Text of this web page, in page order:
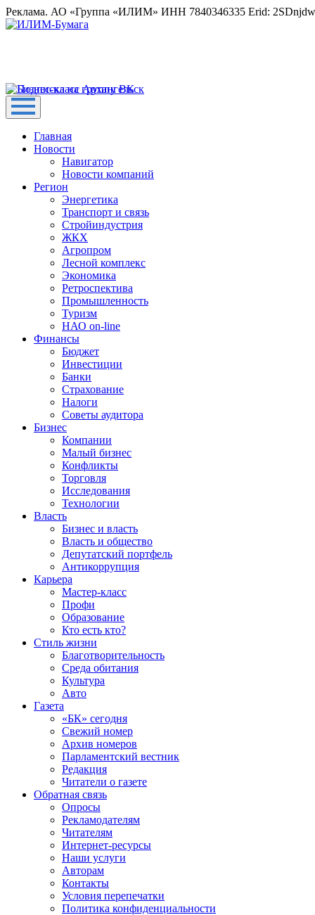
Реклама. АО «Группа «ИЛИМ» ИНН 7840346335 Erid:
Главная
Новости
Навигатор
Новости компаний
Регион
Энергетика
Транспорт и связь
Стройиндустрия
ЖКХ
Агропром
Лесной комплекс
Экономика
Ретроспектива
Промышленность
Туризм
НАО on-line
Финансы
Бюджет
Инвестиции
Банки
Страхование
Налоги
Советы аудитора
Бизнес
Компании
Малый бизнес
Конфликты
Торговля
Исследования
Технологии
Власть
Бизнес и власть
Власть и общество
Депутатский портфель
Антикоррупция
Карьера
Мастер-класс
Профи
Образование
Кто есть кто?
Стиль жизни
Благотворительность
Среда обитания
Культура
Авто
Газета
«БК» сегодня
Свежий номер
Архив номеров
Парламентский вестник
Редакция
Читатели о газете
Обратная связь
Опросы
Рекламодателям
Читателям
Интернет-ресурсы
Наши услуги
Авторам
Контакты
Условия перепечатки
Политика конфиденциальности